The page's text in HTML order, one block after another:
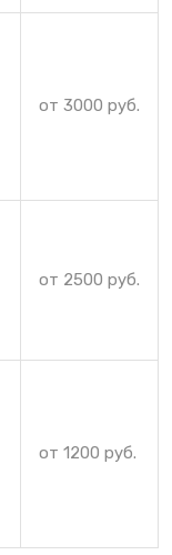
от 3000 руб.
от 2500 руб.
от 1200 руб.